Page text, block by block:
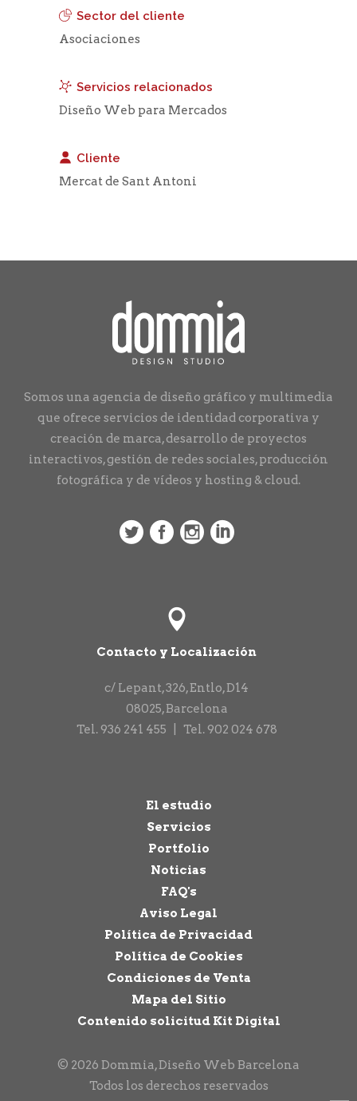
Sector del cliente
Asociaciones
Servicios relacionados
Diseño Web para Mercados
Cliente
Mercat de Sant Antoni
Somos una agencia de diseño gráfico y multimedia
que ofrece servicios de identidad corporativa y
creación de marca, desarrollo de proyectos
interactivos, gestión de redes sociales, producción
fotográfica y de vídeos y hosting & cloud.
Contacto y Localización
c/ Lepant, 326, Entlo, D14
08025,Barcelona
Tel. 936 241 455 Tel. 902 024 678
El estudio
Servicios
Portfolio
Noticias
FAQ's
Aviso Legal
Política de Privacidad
Política de Cookies
Condiciones de Venta
Mapa del Sitio
Contenido solicitud Kit Digital
© 2026 Dommia, Diseño Web Barcelona
Todos los derechos reservados